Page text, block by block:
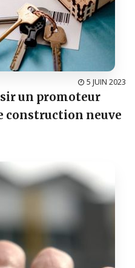
5 JUIN 2023
un promoteur
construction neuve